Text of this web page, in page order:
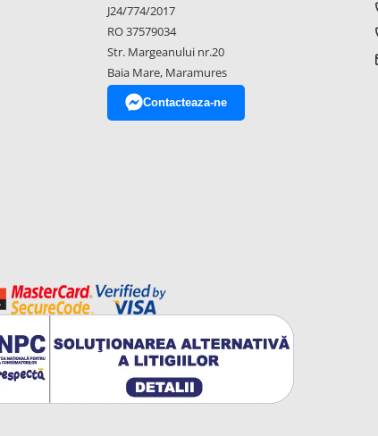
J24/774/2017
RO 37579034
Str. Margeanului nr.20
Baia Mare, Maramures
Contacteaza-ne